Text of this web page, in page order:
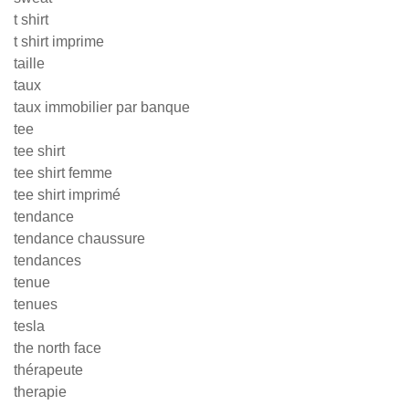
t shirt
t shirt imprime
taille
taux
taux immobilier par banque
tee
tee shirt
tee shirt femme
tee shirt imprimé
tendance
tendance chaussure
tendances
tenue
tenues
tesla
the north face
thérapeute
therapie